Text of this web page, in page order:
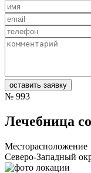
№ 993
Лечебница
Месторасположение
Северо-Западный